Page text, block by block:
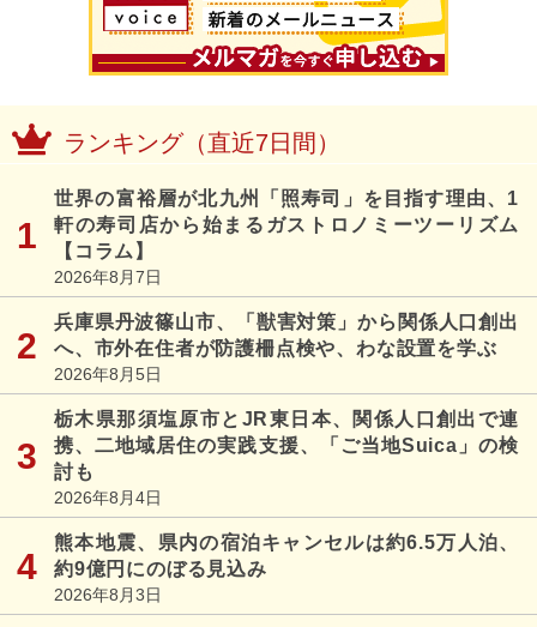
ランキング（直近7日間）
世界の富裕層が北九州「照寿司」を目指す理由、1
軒の寿司店から始まるガストロノミーツーリズム
【コラム】
2026年8月7日
兵庫県丹波篠山市、「獣害対策」から関係人口創出
へ、市外在住者が防護柵点検や、わな設置を学ぶ
2026年8月5日
栃木県那須塩原市とJR東日本、関係人口創出で連
携、二地域居住の実践支援、「ご当地Suica」の検
討も
2026年8月4日
熊本地震、県内の宿泊キャンセルは約6.5万人泊、
約9億円にのぼる見込み
2026年8月3日